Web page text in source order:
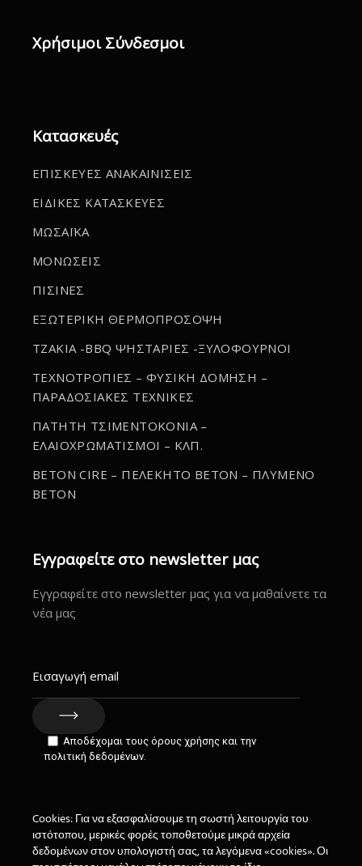
Χρήσιμοι Σύνδεσμοι
Κατασκευές
ΕΠΙΣΚΕΥΕΣ ΑΝΑΚΑΙΝΙΣΕΙΣ
ΕΙΔΙΚΕΣ ΚΑΤΑΣΚΕΥΕΣ
ΜΩΣΑΪΚΑ
ΜΟΝΩΣΕΙΣ
ΠΙΣΙΝΕΣ
ΕΞΩΤΕΡΙΚΗ ΘΕΡΜΟΠΡΟΣΟΨΗ
ΤΖΑΚΙΑ -BBQ ΨΗΣΤΑΡΙΕΣ -ΞΥΛΟΦΟΥΡΝΟΙ
ΤΕΧΝΟΤΡΟΠΙΕΣ – ΦΥΣΙΚΗ ΔΟΜΗΣΗ –
ΠΑΡΑΔΟΣΙΑΚΕΣ ΤΕΧΝΙΚΕΣ
ΠΑΤΗΤΗ ΤΣΙΜΕΝΤΟΚΟΝΙΑ –
ΕΛΑΙΟΧΡΩΜΑΤΙΣΜΟΙ – ΚΛΠ.
BETON CIRE – ΠΕΛΕΚΗΤΟ BETON – ΠΛΥΜΕΝΟ
BETON
Εγγραφείτε στο newsletter μας
Εγγραφείτε στο newsletter μας για να μαθαίνετε τα
νέα μας
Αποδέχομαι τους όρους χρήσης και την
πολιτική δεδομένων.
Cookies: Για να εξασφαλίσουμε τη σωστή λειτουργία του
ιστότοπου, μερικές φορές τοποθετούμε μικρά αρχεία
δεδομένων στον υπολογιστή σας, τα λεγόμενα «cookies». Οι